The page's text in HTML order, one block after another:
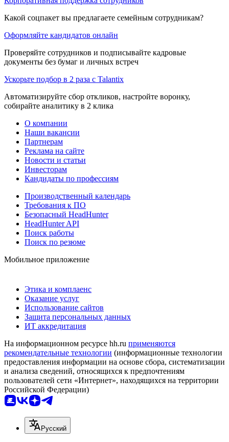
Какой соцпакет вы предлагаете семейным сотрудникам?
Оформляйте кандидатов онлайн
Проверяйте сотрудников и подписывайте кадровые
документы без бумаг и личных встреч
Ускорьте подбор в 2 раза с Talantix
Автоматизируйте сбор откликов, настройте воронку,
собирайте аналитику в 2 клика
О компании
Наши вакансии
Партнерам
Реклама на сайте
Новости и статьи
Инвесторам
Кандидаты по профессиям
Производственный календарь
Требования к ПО
Безопасный HeadHunter
HeadHunter API
Поиск работы
Поиск по резюме
Мобильное приложение
Этика и комплаенс
Оказание услуг
Использование сайтов
Защита персональных данных
ИТ аккредитация
На информационном ресурсе hh.ru применяются
рекомендательные технологии (информационные технологии
предоставления информации на основе сбора, систематизации
и анализа сведений, относящихся к предпочтениям
пользователей сети «Интернет», находящихся на территории
Российской Федерации)
Русский